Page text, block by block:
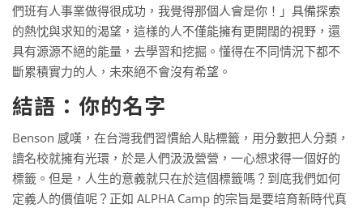
們班有人事業做得很成功，我覺得那個人會是你！」具備探索
的熱忱與求知的渴望，這樣的人不僅能擁有更開闊的視野，還
具有源源不絕的能量，去學習和挖掘。懂得在不同情況下都不
斷累積實力的人，未來絕不會沒有希望。
結語：你的名字
Benson 感嘆，在台灣我們習慣給人貼標籤，用分數把人分類，
讀名校就擁有光環，於是人們汲汲營營，一心想求得一個好的
標籤。但是，人生的意義就只在於這個標籤嗎？到底我們如何
定義人的價值呢？正如 ALPHA Camp 的宗旨是要培育新時代真